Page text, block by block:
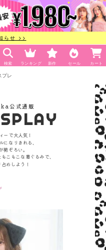
らせ >>
検索 ランキング 新作 セール カート
プレ
公式通販
ーで大人気！
になりきれる、
勢ぞろい。
こもこな着ぐるみで、
めしよう！